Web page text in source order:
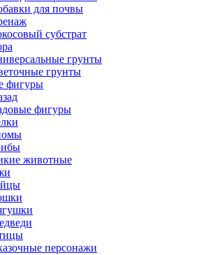
для почвы
субстрат
грунты
грунты
фигуры
фигуры
животные
персонажи